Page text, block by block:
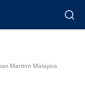
Maritim Malaysia